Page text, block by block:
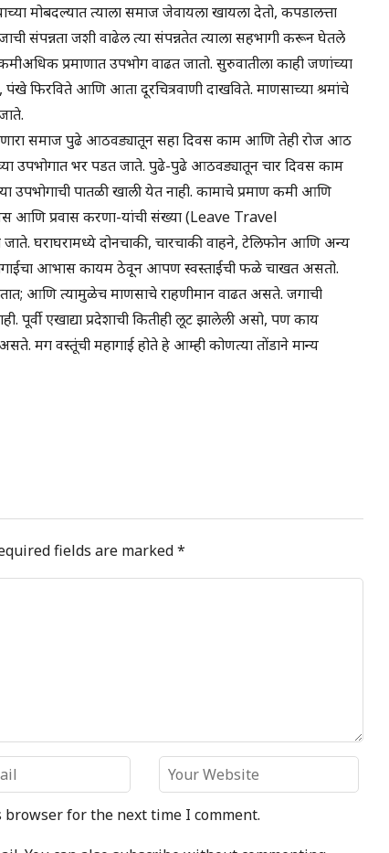
मोबदल्यात त्याला समाज जेवायला खायला देतो, कपडालत्ता
संपन्नता जशी वाढेल त्या संपन्नतेत त्याला सहभागी करून घेतले
प्रमाणात उपभोग वाढत जातो. सुरुवातीला काही जणांच्या
फिरविते आणि आता दूरचित्रवाणी दाखविते. माणसाच्या श्रमांचे
समाज पुढे आठवड्यातून सहा दिवस काम आणि तेही रोज आठ
उपभोगात भर पडत जाते. पुढे-पुढे आठवड्यातून चार दिवस काम
उपभोगाची पातळी खाली येत नाही. कामाचे प्रमाण कमी आणि
आणि प्रवास करणा-यांची संख्या (Leave Travel
घराघरामध्ये दोनचाकी, चारचाकी वाहने, टेलिफोन आणि अन्य
आभास कायम ठेवून आपण स्वस्ताईची फळे चाखत असतो.
आणि त्यामुळेच माणसाचे राहणीमान वाढत असते. जगाची
एखाद्या प्रदेशाची कितीही लूट झालेली असो, पण काय
मग वस्तूंची महागाई होते हे आम्ही कोणत्या तोंडाने मान्य
fields are marked*
for the next time I comment.